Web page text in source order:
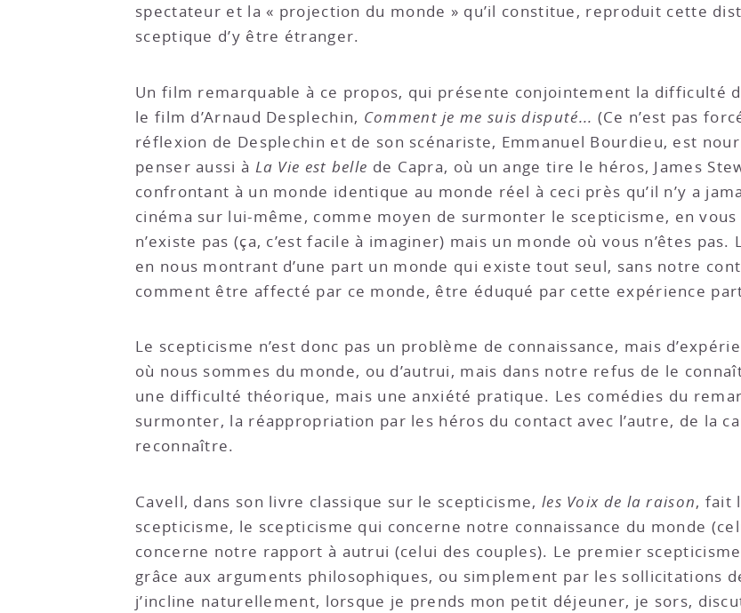
spectateur et la « projection du monde » qu’il constitue, reproduit cette
sceptique d’y être étranger.
Un film remarquable à ce propos, qui présente conjointement la difficulté
le film d’Arnaud Desplechin, Comment je me suis disputé... (Ce n’est pas
réflexion de Desplechin et de son scénariste, Emmanuel Bourdieu, est
penser aussi à La Vie est belle de Capra, où un ange tire le héros, James
confrontant à un monde identique au monde réel à ceci près qu’il n’y a
cinéma sur lui-même, comme moyen de surmonter le scepticisme, en
n’existe pas (ça, c’est facile à imaginer) mais un monde où vous n’êtes
en nous montrant d’une part un monde qui existe tout seul, sans notre
comment être affecté par ce monde, être éduqué par cette expérience
Le scepticisme n’est donc pas un problème de connaissance, mais
où nous sommes du monde, ou d’autrui, mais dans notre refus de le
une difficulté théorique, mais une anxiété pratique. Les comédies du
surmonter, la réappropriation par les héros du contact avec l’autre, de la
reconnaître.
Cavell, dans son livre classique sur le scepticisme, les Voix de la raison, fait
scepticisme, le scepticisme qui concerne notre connaissance du monde
concerne notre rapport à autrui (celui des couples). Le premier
grâce aux arguments philosophiques, ou simplement par les sollicitations
j’incline naturellement, lorsque je prends mon petit déjeuner, je sors,